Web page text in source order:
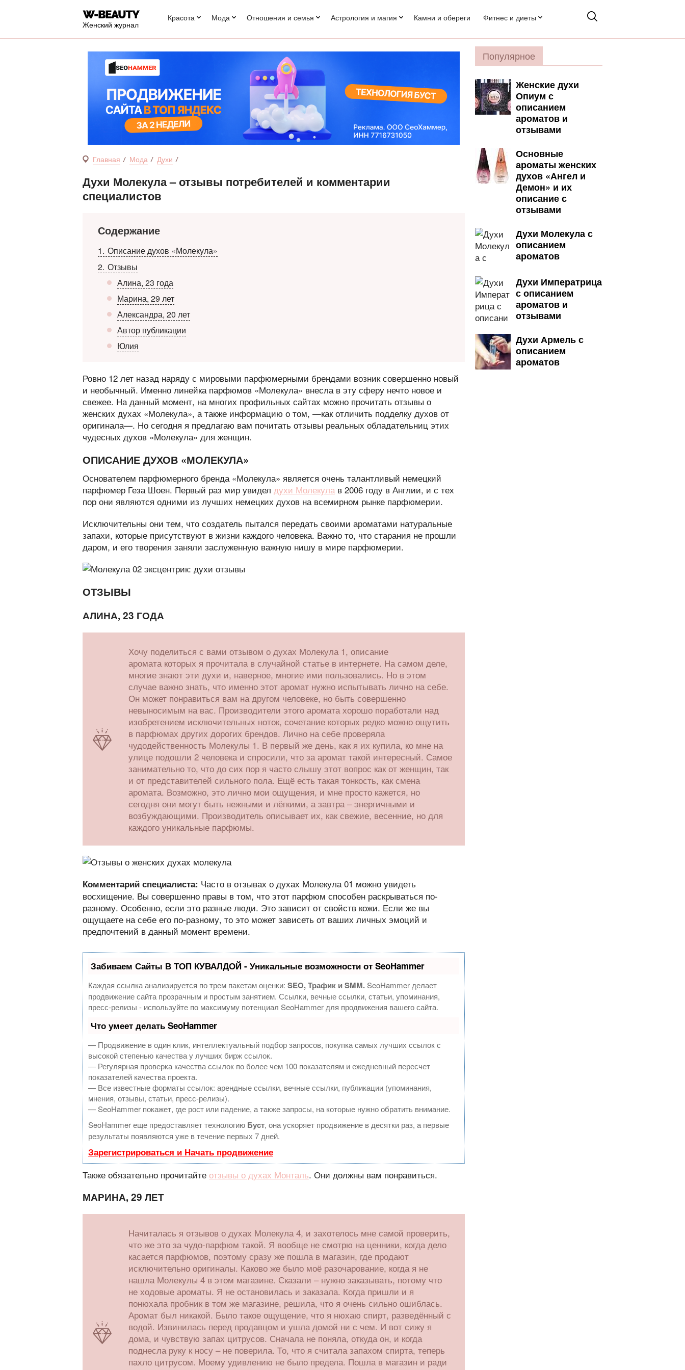
Женский журнал
Красота Мода Отношения и семья Астрология и магия Камни и обереги Фитнес и диеты
Главная Мода Духи
Духи Молекула – отзывы потребителей и комментарии
специалистов
Содержание
1 Описание духов «Молекула»
2 Отзывы
Алина, 23 года
Марина, 29 лет
Александра, 20 лет
Автор публикации
Юлия
Ровно 12 лет назад наряду с мировыми парфюмерными брендами возник совершенно новый
и необычный. Именно линейка парфюмов «Молекула» внесла в эту сферу нечто новое и
свежее. На данный момент, на многих профильных сайтах можно прочитать отзывы о
женских духах «Молекула», а также информацию о том, —как отличить подделку духов от
оригинала—. Но сегодня я предлагаю вам почитать отзывы реальных обладательниц этих
чудесных духов «Молекула» для женщин.
ОПИСАНИЕ ДУХОВ «МОЛЕКУЛА»
Основателем парфюмерного бренда «Молекула» является очень талантливый немецкий
парфюмер Геза Шоен. Первый раз мир увидел духи Молекула в 2006 году в Англии, и с тех
пор они являются одними из лучших немецких духов на всемирном рынке парфюмерии.
Исключительны они тем, что создатель пытался передать своими ароматами натуральные
запахи, которые присутствуют в жизни каждого человека. Важно то, что старания не прошли
даром, и его творения заняли заслуженную важную нишу в мире парфюмерии.
ОТЗЫВЫ
АЛИНА, 23 ГОДА
Хочу поделиться с вами отзывом о духах Молекула 1, описание
аромата которых я прочитала в случайной статье в интернете. На самом деле,
многие знают эти духи и, наверное, многие ими пользовались. Но в этом
случае важно знать, что именно этот аромат нужно испытывать лично на себе.
Он может понравиться вам на другом человеке, но быть совершенно
невыносимым на вас. Производители этого аромата хорошо поработали над
изобретением исключительных ноток, сочетание которых редко можно ощутить
в парфюмах других дорогих брендов. Лично на себе проверяла
чудодейственность Молекулы 1. В первый же день, как я их купила, ко мне на
улице подошли 2 человека и спросили, что за аромат такой интересный. Самое
занимательно то, что до сих пор я часто слышу этот вопрос как от женщин, так
и от представителей сильного пола. Ещё есть такая тонкость, как смена
аромата. Возможно, это лично мои ощущения, и мне просто кажется, но
сегодня они могут быть нежными и лёгкими, а завтра – энергичными и
возбуждающими. Производитель описывает их, как свежие, весенние, но для
каждого уникальные парфюмы.
Комментарий специалиста: Часто в отзывах о духах Молекула 01 можно увидеть
восхищение. Вы совершенно правы в том, что этот парфюм способен раскрываться по-
разному. Особенно, если это разные люди. Это зависит от свойств кожи. Если же вы
ощущаете на себе его по-разному, то это может зависеть от ваших личных эмоций и
предпочтений в данный момент времени.
Забиваем Сайты В ТОП КУВАЛДОЙ - Уникальные возможности от SeoHammer
Каждая ссылка анализируется по трем пакетам оценки: SEO, Трафик и SMM.SeoHammer делает
продвижение сайта прозрачным и простым занятием. Ссылки, вечные ссылки, статьи, упоминания,
пресс-релизы - используйте по максимуму потенциал SeoHammer для продвижения вашего сайта.
Что умеет делать SeoHammer
— Продвижение в один клик, интеллектуальный подбор запросов, покупка самых лучших ссылок с
высокой степенью качества у лучших бирж ссылок.
— Регулярная проверка качества ссылок по более чем 100 показателям и ежедневный пересчет
показателей качества проекта.
— Все известные форматы ссылок: арендные ссылки, вечные ссылки, публикации (упоминания,
мнения, отзывы, статьи, пресс-релизы).
— SeoHammer покажет, где рост или падение, а также запросы, на которые нужно обратить внимание.
SeoHammer еще предоставляет технологию Буст, она ускоряет продвижение в десятки раз, а первые
результаты появляются уже в течение первых 7 дней.
Зарегистрироваться и Начать продвижение
Также обязательно прочитайте отзывы о духах Монталь. Они должны вам понравиться.
МАРИНА, 29 ЛЕТ
Начиталась я отзывов о духах Молекула 4, и захотелось мне самой проверить,
что же это за чудо-парфюм такой. Я вообще не смотрю на ценники, когда дело
касается парфюмов, поэтому сразу же пошла в магазин, где продают
исключительно оригиналы. Каково же было моё разочарование, когда я не
нашла Молекулы 4 в этом магазине. Сказали – нужно заказывать, потому что
не ходовые ароматы. Я не остановилась и заказала. Когда пришли и я
понюхала пробник в том же магазине, решила, что я очень сильно ошиблась.
Аромат был никакой. Было такое ощущение, что я нюхаю спирт, разведённый с
водой. Извинилась перед продавцом и ушла домой ни с чем. И вот сижу я
дома, и чувствую запах цитрусов. Сначала не поняла, откуда он, и когда
поднесла руку к носу – не поверила. То, что я считала запахом спирта, теперь
пахло цитрусом. Моему удивлению не было предела. Пошла в магазин и ради
Популярное
Женские духи
Опиум с
описанием
ароматов и
отзывами
Основные
ароматы женских
духов «Ангел и
Демон» и их
описание с
отзывами
Духи Молекула с
описанием
ароматов
Духи Императрица
с описанием
ароматов и
отзывами
Духи Армель с
описанием
ароматов